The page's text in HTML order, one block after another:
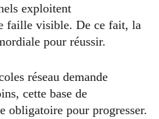
exploitent
faille visible. De ce fait, la
pour réussir.
réseau demande
cette base de
obligatoire pour progresser.